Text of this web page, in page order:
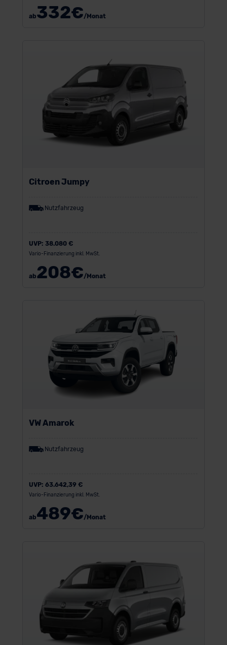
ab332€/Monat
Citroen Jumpy
Nutzfahrzeug
UVP: 38.080 €
Vario-Finanzierung inkl. MwSt.
ab208€/Monat
VW Amarok
Nutzfahrzeug
UVP: 63.642,39 €
Vario-Finanzierung inkl. MwSt.
ab489€/Monat